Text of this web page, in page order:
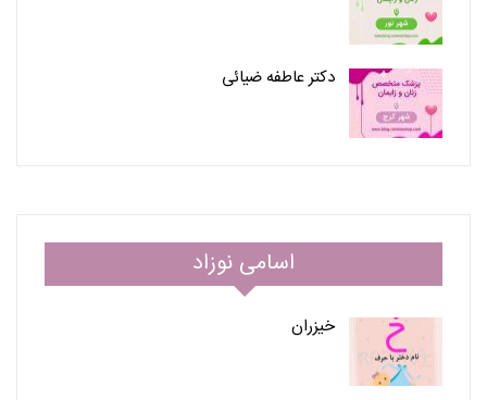
دکتر عاطفه ضیائی
اسامی نوزاد
خیزران